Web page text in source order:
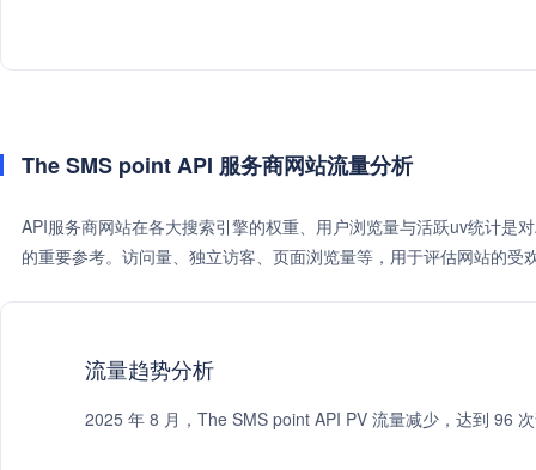
The SMS point API 服务商网站流量分析
API服务商网站在各大搜索引擎的权重、用户浏览量与活跃uv统计是
的重要参考。访问量、独立访客、页面浏览量等，用于评估网站的
流量趋势分析
2025 年 8 月，The SMS point API PV 流量减少，达到 96